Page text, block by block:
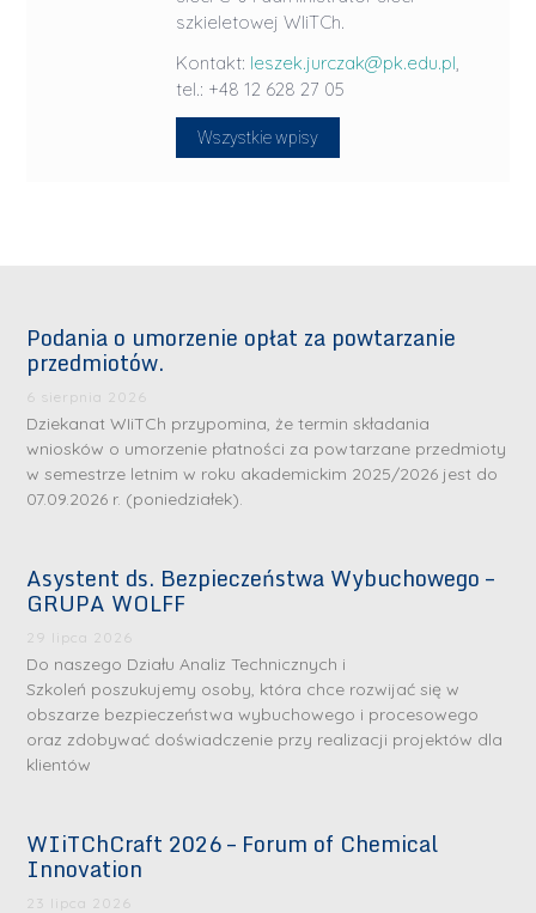
szkieletowej WIiTCh.
Kontakt: leszek.jurczak@pk.edu.pl,
tel.: +48 12 628 27 05
Wszystkie wpisy
Podania o umorzenie opłat za powtarzanie
przedmiotów.
6 sierpnia 2026
Dziekanat WIiTCh przypomina, że termin składania
wniosków o umorzenie płatności za powtarzane przedmioty
w semestrze letnim w roku akademickim 2025/2026 jest do
07.09.2026 r. (poniedziałek).
Asystent ds. Bezpieczeństwa Wybuchowego –
GRUPA WOLFF
29 lipca 2026
Do naszego Działu Analiz Technicznych i
Szkoleń poszukujemy osoby, która chce rozwijać się w
obszarze bezpieczeństwa wybuchowego i procesowego
oraz zdobywać doświadczenie przy realizacji projektów dla
klientów
WIiTChCraft 2026 – Forum of Chemical
Innovation
23 lipca 2026